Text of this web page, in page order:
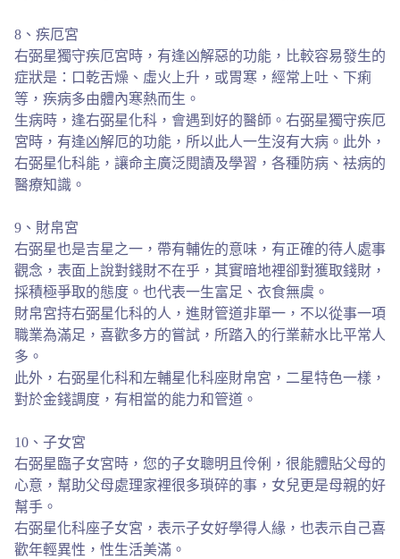
8、疾厄宮
右弼星獨守疾厄宮時，有逢凶解惡的功能，比較容易發生的
症狀是：口乾舌燥、虛火上升，或胃寒，經常上吐、下痢
等，疾病多由體內寒熱而生。
生病時，逢右弼星化科，會遇到好的醫師。右弼星獨守疾厄
宮時，有逢凶解厄的功能，所以此人一生沒有大病。此外，
右弼星化科能，讓命主廣泛閱讀及學習，各種防病、袪病的
醫療知識。
9、財帛宮
右弼星也是吉星之一，帶有輔佐的意味，有正確的待人處事
觀念，表面上說對錢財不在乎，其實暗地裡卻對獲取錢財，
採積極爭取的態度。也代表一生富足、衣食無虞。
財帛宮持右弼星化科的人，進財管道非單一，不以從事一項
職業為滿足，喜歡多方的嘗試，所踏入的行業薪水比平常人
多。
此外，右弼星化科和左輔星化科座財帛宮，二星特色一樣，
對於金錢調度，有相當的能力和管道。
10、子女宮
右弼星臨子女宮時，您的子女聰明且伶俐，很能體貼父母的
心意，幫助父母處理家裡很多瑣碎的事，女兒更是母親的好
幫手。
右弼星化科座子女宮，表示子女好學得人緣，也表示自己喜
歡年輕異性，性生活美滿。